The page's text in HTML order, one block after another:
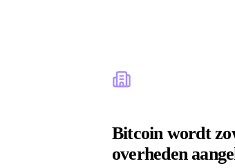
Bitcoin wordt
overheden